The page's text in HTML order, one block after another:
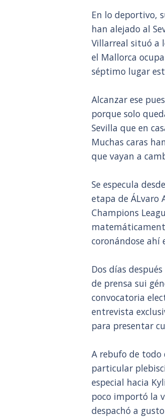
En lo deportivo,
han alejado al
Villarreal situó a
el Mallorca
séptimo lugar
Alcanzar ese
porque solo
Sevilla que en
Muchas caras
que vayan a
Se especula
etapa de ÁLvaro
Champions
coronándose ahí
Dos días
de prensa sui
convocatoria
entrevista
para presentar
A rebufo de todo
particular
especial hacia
poco importó la
despachó a